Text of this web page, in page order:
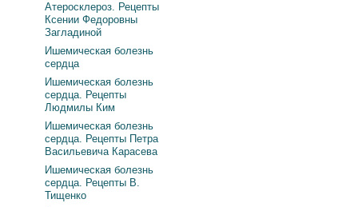
Атеросклероз. Рецепты
Ксении Федоровны
Загладиной
Ишемическая болезнь
сердца
Ишемическая болезнь
сердца. Рецепты
Людмилы Ким
Ишемическая болезнь
сердца. Рецепты Петра
Васильевича Карасева
Ишемическая болезнь
сердца. Рецепты В.
Тищенко